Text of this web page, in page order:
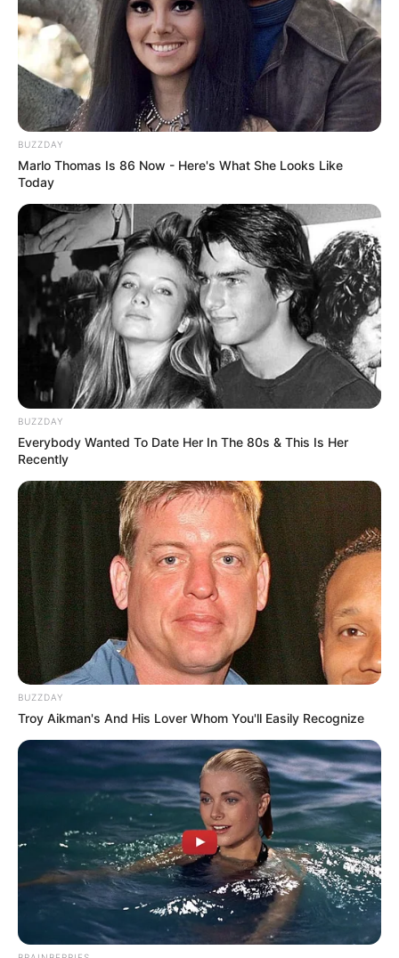
BUZZDAY
Marlo Thomas Is 86 Now - Here's What She Looks Like
Today
BUZZDAY
Everybody Wanted To Date Her In The 80s & This Is Her
Recently
BUZZDAY
Troy Aikman's And His Lover Whom You'll Easily Recognize